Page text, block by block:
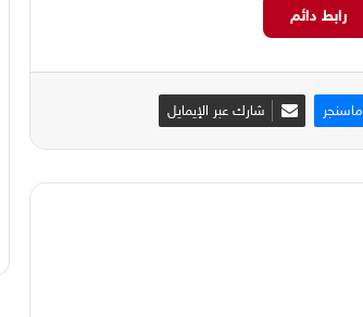
رابط دائم
ماسنجر شارك عبر الإيمايل